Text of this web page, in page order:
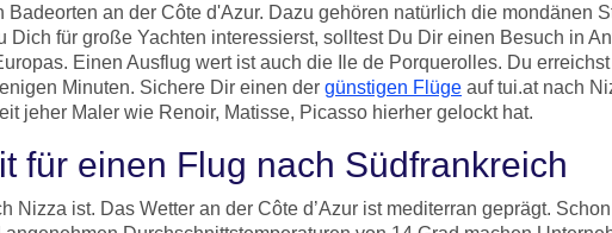
an der Côte d'Azur. Dazu gehören natürlich die mondänen
für große Yachten interessierst, solltest Du Dir einen Besuch in
Einen Ausflug wert ist auch die Ile de Porquerolles. Du
Minuten. Sichere Dir einen der günstigen Flüge auf tui.at nach
jeher Maler wie Renoir, Matisse, Picasso hierher gelockt hat.
für einen Flug nach Südfrankreich
ist. Das Wetter an der Côte d’Azur ist mediterran geprägt.